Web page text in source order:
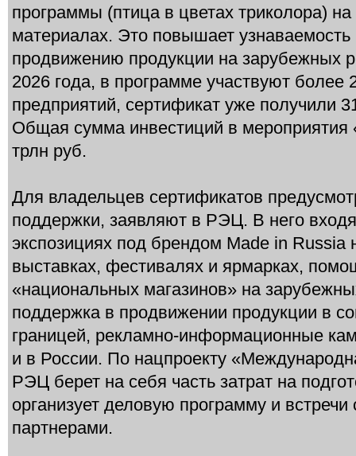
программы (птица в цветах триколора)
материалах. Это повышает узнаваемость
продвижению продукции на зарубежных
2026 года, в программе участвуют более
предприятий, сертификат уже получили
Общая сумма инвестиций в
трлн руб.
Для владельцев сертификатов
поддержки, заявляют в РЭЦ. В него
экспозициях под брендом Made in
выставках, фестивалях и ярмарках,
«национальных магазинов» на
поддержка в продвижении продукции в
границей, рекламно-информационные
и в России. По нацпроекту
РЭЦ берет на себя часть затрат на
организует деловую программу и
партнерами.